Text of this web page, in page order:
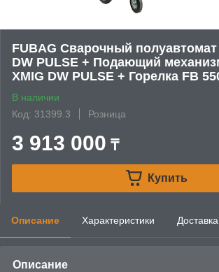
FUBAG Сварочный полуавтомат
DW PULSE + Подающий
XMIG DW PULSE + Горелка FB
В наличии
Код: 31399.3
Розница
3 913 000 ₸
Купить
Описание Характеристики Доставка
Описание